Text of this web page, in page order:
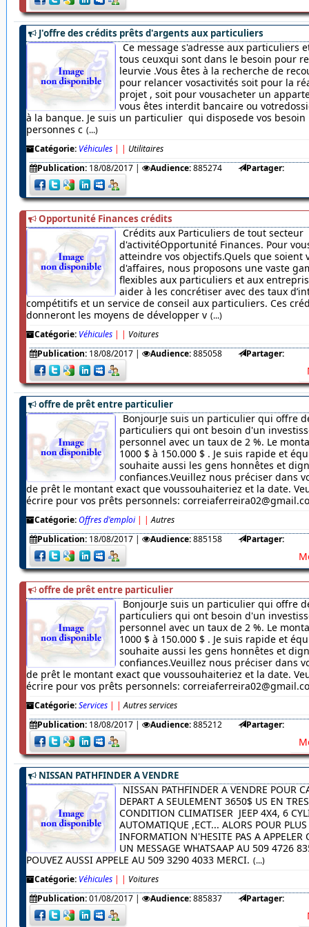
J'offre des crédits prêts d'argents aux particuliers
Ce message s'adresse aux particuliers
tous ceuxqui sont dans le besoin pour
leurvie .Vous êtes à la recherche de
pour relancer vosactivités soit pour la
projet , soit pour vousacheter un
vous êtes interdit bancaire ou
à la banque. Je suis un particulier qui disposede vos
personnes c (...)
Catégorie: Véhicules | | Utilitaires
Publication: 18/08/2017| Audience:885274 Partager:
Opportunité Finances crédits
Crédits aux Particuliers de tout secteur
d'activitéOpportunité Finances. Pour
atteindre vos objectifs.Quels que soient
d'affaires, nous proposons une vaste
flexibles aux particuliers et aux
aider à les concrétiser avec des taux
compétitifs et un service de conseil aux particuliers. Ces
donneront les moyens de développer v (...)
Catégorie: Véhicules | | Voitures
Publication: 18/08/2017| Audience:885058 Partager:
offre de prêt entre particulier
BonjourJe suis un particulier qui offre
particuliers qui ont besoin d'un
personnel avec un taux de 2 %. Le
1000 $ à 150.000 $ . Je suis rapide et
souhaite aussi les gens honnêtes et
confiances.Veuillez nous préciser dans
de prêt le montant exact que voussouhaiteriez et la date.
écrire pour vos prêts personnels:
Catégorie:Offres d'emploi | | Autres
Publication: 18/08/2017| Audience:885158 Partager:
offre de prêt entre particulier
BonjourJe suis un particulier qui offre
particuliers qui ont besoin d'un
personnel avec un taux de 2 %. Le
1000 $ à 150.000 $ . Je suis rapide et
souhaite aussi les gens honnêtes et
confiances.Veuillez nous préciser dans
de prêt le montant exact que voussouhaiteriez et la date.
écrire pour vos prêts personnels:
Catégorie:Services | | Autres services
Publication: 18/08/2017| Audience:885212 Partager:
NISSAN PATHFINDER A VENDRE
NISSAN PATHFINDER A VENDRE POUR
DEPART A SEULEMENT 3650$ US EN
CONDITION CLIMATISER JEEP 4X4, 6
AUTOMATIQUE ,ECT... ALORS POUR PLUS
INFORMATION N'HESITE PAS A APPELER
UN MESSAGE WHATSAAP AU 509 4726
POUVEZ AUSSI APPELE AU 509 3290 4033 MERCI. (...)
Catégorie: Véhicules | | Voitures
Publication:01/08/2017| Audience:885837 Partager: